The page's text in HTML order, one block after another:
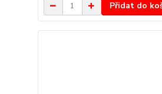
Přidat do